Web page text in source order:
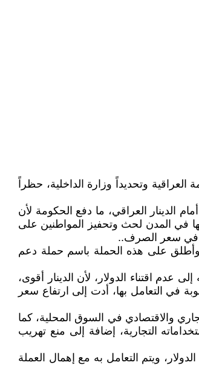
العراقية وتحديداً وزارة الداخلية، حظراً
الدينار العراقي، ما دفع الحكومة لأن
في المدن لحث وتحفيز المواطنين على
في سعر الصرف..
وأطلق على هذه الحملة باسم حملة دعم
اقتناء الدولار، لأن الدينار أقوى،
في التعامل بها، أدت إلى ارتفاع سعر
والاقتصادي في السوق المحلية، كما
التجارية، إضافة إلى منع تهريب
ويتم التعامل به مع إهمال العملة